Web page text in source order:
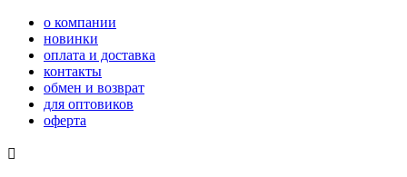
о компании
новинки
оплата и доставка
контакты
обмен и возврат
для оптовиков
оферта
